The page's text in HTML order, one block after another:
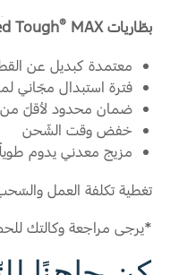
بطّاريات Tested Tough
® MAX من موتوركرافت
معتمدة كبديل عن
فترة استبدال مجّاني لمدّة 36
ضمان محدود لأقلّ من 100 شهر مع أميال غير محدودة*
خفض وقت الشّحن
مزيج معدني يدوم
تغطية تكلفة العمل
*يرجى مراجعة وكالتك